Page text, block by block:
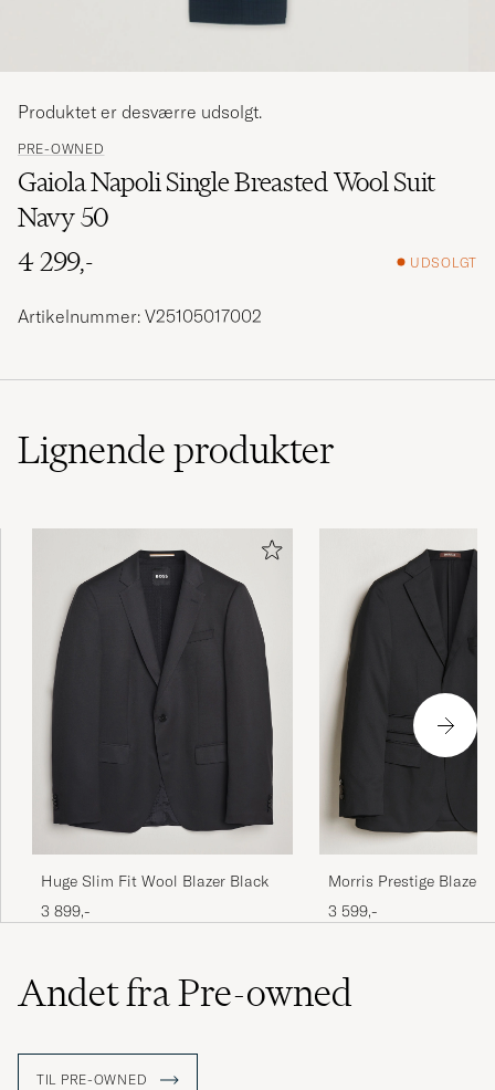
PRE-OWNED
Gaiola Napoli Single Breasted Wool Suit
Navy 50
4 299,-
UDSOLGT
Produktet er desværre udsolgt.
Artikelnummer: V25105017002
Lignendeprodukter
Huge Slim Fit Wool Blazer Black
3 899,-
Morris Prestige Blazer
3 599,-
Andet fra Pre-owned
TIL PRE-OWNED